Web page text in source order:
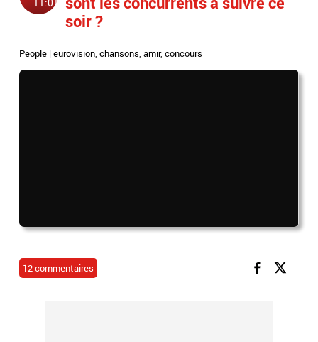
soir ?
People |eurovision,chansons,amir,concours
12 commentaires